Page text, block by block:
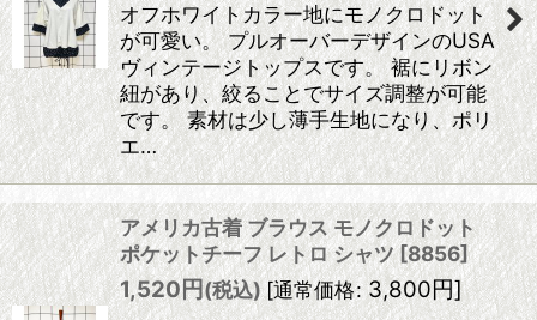
オフホワイトカラー地にモノクロドット
が可愛い。 プルオーバーデザインのUSA
ヴィンテージトップスです。 裾にリボン
紐があり、絞ることでサイズ調整が可能
です。 素材は少し薄手生地になり、ポリ
エ…
アメリカ古着 ブラウス モノクロドット
ポケットチーフ レトロ シャツ[8856]
1,520 円(税込) [通常価格: 3,800円]